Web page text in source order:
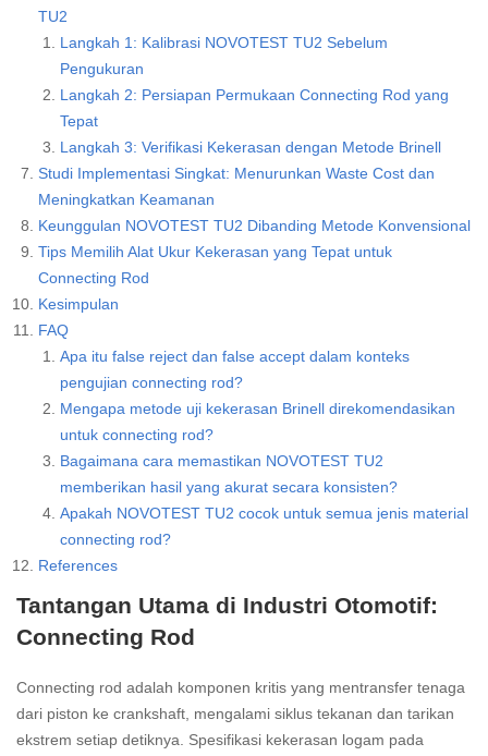
TU2
Langkah 1: Kalibrasi NOVOTEST TU2 Sebelum
Pengukuran
Langkah 2: Persiapan Permukaan Connecting Rod yang
Tepat
Langkah 3: Verifikasi Kekerasan dengan Metode Brinell
Studi Implementasi Singkat: Menurunkan Waste Cost dan
Meningkatkan Keamanan
Keunggulan NOVOTEST TU2 Dibanding Metode Konvensional
Tips Memilih Alat Ukur Kekerasan yang Tepat untuk
Connecting Rod
Kesimpulan
FAQ
Apa itu false reject dan false accept dalam konteks
pengujian connecting rod?
Mengapa metode uji kekerasan Brinell direkomendasikan
untuk connecting rod?
Bagaimana cara memastikan NOVOTEST TU2
memberikan hasil yang akurat secara konsisten?
Apakah NOVOTEST TU2 cocok untuk semua jenis material
connecting rod?
References
Tantangan Utama di Industri Otomotif:
Connecting Rod
Connecting rod adalah komponen kritis yang mentransfer tenaga
dari piston ke crankshaft, mengalami siklus tekanan dan tarikan
ekstrem setiap detiknya. Spesifikasi kekerasan logam pada